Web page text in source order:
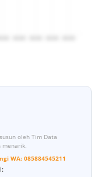
oleh Tim Data
menarik.
WA: 085884545211